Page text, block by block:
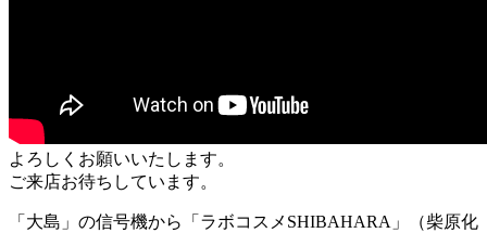
よろしくお願いいたします。
ご来店お待ちしています。
「大島」の信号機から「ラボコスメSHIBAHARA」（柴原化